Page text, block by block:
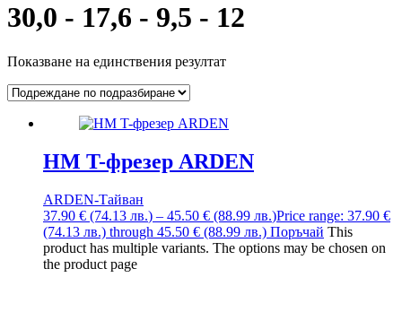
30,0 - 17,6 - 9,5 - 12
Показване на единствения резултат
HM T-фрезер ARDEN
ARDEN-Тайван
37.90 € (74.13 лв.) – 45.50 € (88.99 лв.)Price range: 37.90 €
(74.13 лв.) through 45.50 € (88.99 лв.) Поръчай This
product has multiple variants. The options may be chosen on
the product page